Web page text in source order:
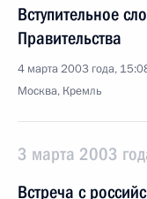
Вступительное
Правительства
4 марта 2003 года,
Москва, Кремль
3 марта 2003
Встреча с